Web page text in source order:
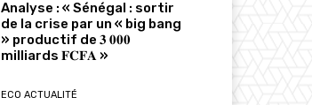
Analyse : « Sénégal : sortir
de la crise par un « big bang
» productif de 𝟑 𝟎𝟎𝟎
milliards 𝐅𝐂𝐅𝐀 »
ECO ACTUALITÉ